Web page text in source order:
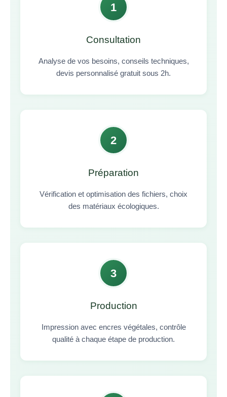
1
Consultation
Analyse de vos besoins, conseils techniques,
devis personnalisé gratuit sous 2h.
2
Préparation
Vérification et optimisation des fichiers, choix
des matériaux écologiques.
3
Production
Impression avec encres végétales, contrôle
qualité à chaque étape de production.